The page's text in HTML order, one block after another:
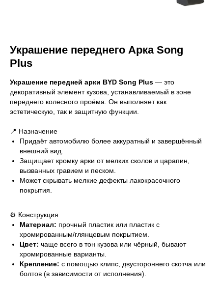
Украшение переднего Арка Song
Plus
Украшение передней арки BYD Song Plus — это
декоративный элемент кузова, устанавливаемый в зоне
переднего колесного проёма. Он выполняет как
эстетическую, так и защитную функции.
📍 Назначение
Придаёт автомобилю более аккуратный и завершённый
внешний вид.
Защищает кромку арки от мелких сколов и царапин,
вызванных гравием и песком.
Может скрывать мелкие дефекты лакокрасочного
покрытия.
⚙ Конструкция
Материал: прочный пластик или пластик с
хромированным/глянцевым покрытием.
Цвет: чаще всего в тон кузова или чёрный, бывают
хромированные варианты.
Крепление: с помощью клипс, двустороннего скотча или
болтов (в зависимости от исполнения).